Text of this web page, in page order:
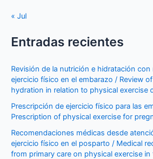
« Jul
Entradas recientes
Revisión de la nutrición e hidratación con
ejercicio físico en el embarazo / Review
hydration in relation to physical exercise
Prescripción de ejercicio físico para las
Prescription of physical exercise for
Recomendaciones médicas desde
ejercicio físico en el posparto / Medical
from primary care on physical exercise